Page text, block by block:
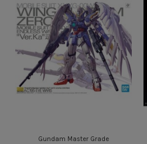
Gundam Master Grade